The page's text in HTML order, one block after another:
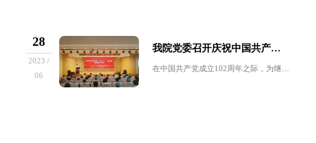
28
2023 /
06
我院党委召开庆祝中国共产党成立102周年暨“七一”总结表彰大会
在中国共产党成立102周年之际，为继承和发扬党的优良传统，表彰先进，鼓舞干劲，进一步激励广大共产党员和全院职工以更加高昂的斗志和饱满的热情积...